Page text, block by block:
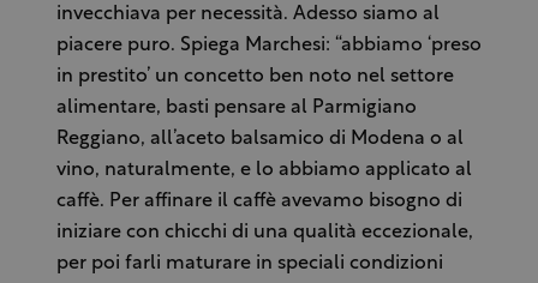
invecchiava per necessità. Adesso siamo al
piacere puro. Spiega Marchesi: “abbiamo ‘preso
in prestito’ un concetto ben noto nel settore
alimentare, basti pensare al Parmigiano
Reggiano, all’aceto balsamico di Modena o al
vino, naturalmente, e lo abbiamo applicato al
caffè. Per affinare il caffè avevamo bisogno di
iniziare con chicchi di una qualità eccezionale,
per poi farli maturare in speciali condizioni